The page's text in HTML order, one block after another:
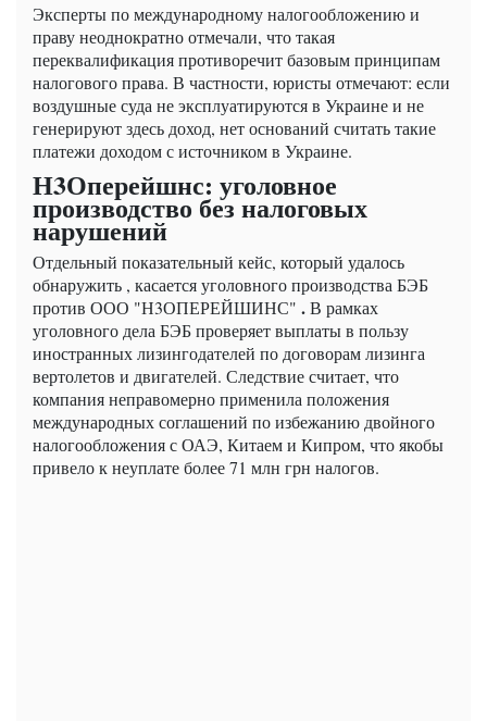
Эксперты по международному налогообложению и
праву неоднократно отмечали, что такая
переквалификация противоречит базовым принципам
налогового права. В частности, юристы отмечают: если
воздушные суда не эксплуатируются в Украине и не
генерируют здесь доход, нет оснований считать такие
платежи доходом с источником в Украине.
Н3Оперейшнс: уголовное
производство без налоговых
нарушений
Отдельный показательный кейс, который удалось
обнаружить , касается уголовного производства БЭБ
против ООО "Н3ОПЕРЕЙШИНС" .В рамках
уголовного дела БЭБ проверяет выплаты в пользу
иностранных лизингодателей по договорам лизинга
вертолетов и двигателей. Следствие считает, что
компания неправомерно применила положения
международных соглашений по избежанию двойного
налогообложения с ОАЭ, Китаем и Кипром, что якобы
привело к неуплате более 71 млн грн налогов.